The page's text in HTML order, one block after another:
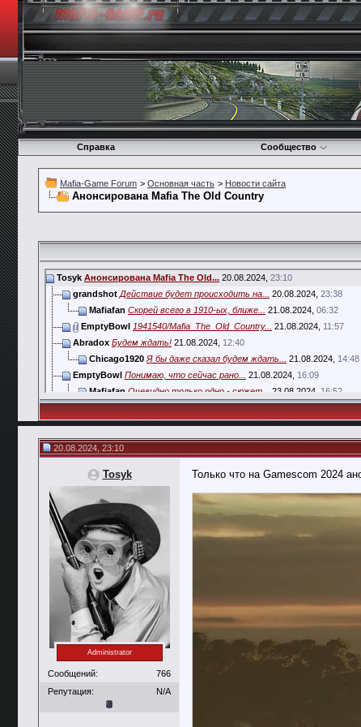
Справка Сообщество
Mafia-Game Forum > Основная часть > Новости сайта
Анонсирована Mafia The Old Country
Tosyk Анонсирована Mafia The Old... 20.08.2024, 23:10
grandshot Действие будет происходить на... 20.08.2024, 23:38
Mafiafan Скорей всего в 1910-ых, ближе... 21.08.2024, 06:32
EmptyBowl 1941540/Mafia_The_Old_Country... 21.08.2024, 11:57
Abradox Будем ждать! 21.08.2024, 12:40
Chicago1920 Я бы даже сказал будем ждать... 21.08.2024, 14:48
EmptyBowl Понимаю, что сейчас рано... 21.08.2024, 16:09
Mafiafan Очевидно только одно - сюжет... 23.08.2024, 16:52
Knight Rider Сеттинг очень интересный и...21.08.2024,20:00
KiberMik Шикарная новость!:aee: Ждём с...22.08.2024,13:00
EmptyBowl На скринах видно, что посетим...23.08.2024,10:50
SLON скорее всего будет что-то...23.08.2024,21:46
Chicago1920 А меня смущает что игра не... 24.08.2024,19:46
Abradox А я думаю, что планируется...
grandshot
Chicago1920, Abradox, ... 28.08.2024,05:18
Abradox Я даже не уверен, что это...
grandshot Так или иначе, любая не...29.08.2024, 19:37
B.Julius Мне кажется они постараются...
Mafiafan Логичнее всего будет показать...
Chicago1920 Это было бы прямо...
Staghound
Перепроходя в очередной раз... 19.09.2024,
dimych Было бы здорово, если в...10.11.2024,
Mafiafan
Хех. Два раза прошел ремейк,...
dimych
Похоже что к Ральфу именно в... 11.11.2024,
11:13
11.11.2024, 11:46
EmptyBowl
20.08.2024, 23:10
Tosyk
Administrator
Сообщений:
766
Репутация:
N/A
Только что на Gamescom 2024